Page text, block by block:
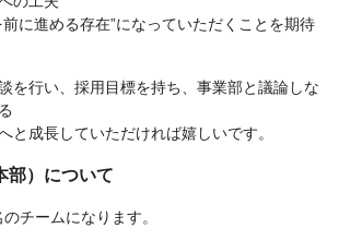
に進める存在”になっていただくことを期待
を行い、採用目標を持ち、事業部と議論しな
と成長していただければ嬉しいです。
部）について
チームになります。